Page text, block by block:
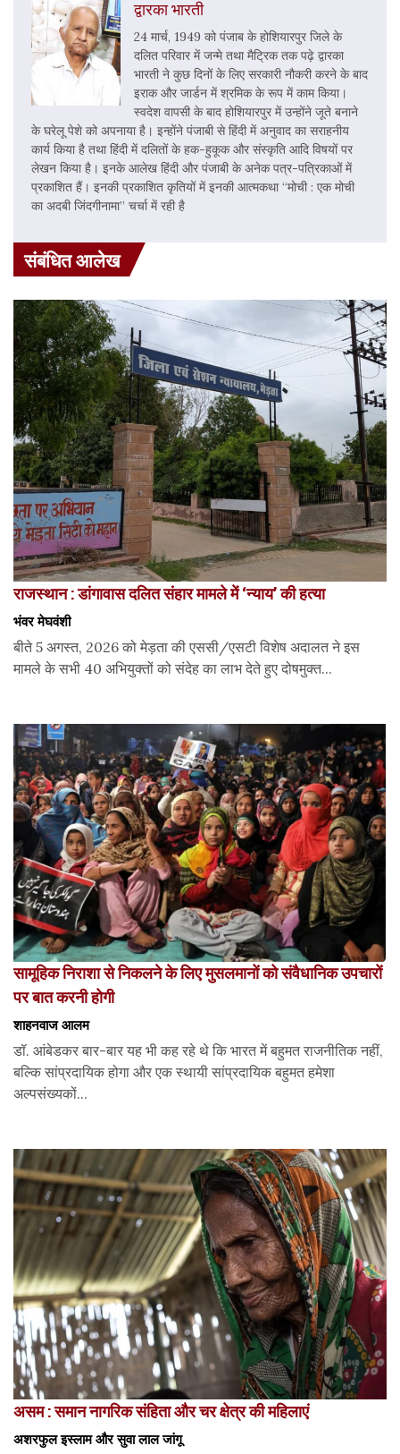
द्वारका भारती
24 मार्च, 1949 को पंजाब के होशियारपुर जिले के
दलित परिवार में जन्मे तथा मैट्रिक तक पढ़े द्वारका
भारती ने कुछ दिनों के लिए सरकारी नौकरी करने के बाद
इराक और जार्डन में श्रमिक के रूप में काम किया।
स्वदेश वापसी के बाद होशियारपुर में उन्होंने जूते बनाने
के घरेलू पेशे को अपनाया है। इन्होंने पंजाबी से हिंदी में अनुवाद का सराहनीय
कार्य किया है तथा हिंदी में दलितों के हक-हुकूक और संस्कृति आदि विषयों पर
लेखन किया है। इनके आलेख हिंदी और पंजाबी के अनेक पत्र-पत्रिकाओं में
प्रकाशित हैं। इनकी प्रकाशित कृतियों में इनकी आत्मकथा “मोची : एक मोची
का अदबी जिंदगीनामा” चर्चा में रही है
संबंधित आलेख
राजस्थान : डांगावास दलित संहार मामले में ‘न्याय’ की हत्या
भंवर मेघवंशी
बीते 5 अगस्त, 2026 को मेड़ता की एससी/एसटी विशेष अदालत ने इस
मामले के सभी 40 अभियुक्तों को संदेह का लाभ देते हुए दोषमुक्त...
सामूहिक निराशा से निकलने के लिए मुसलमानों को संवैधानिक उपचारों
पर बात करनी होगी
शाहनवाज आलम
डॉ. आंबेडकर बार-बार यह भी कह रहे थे कि भारत में बहुमत राजनीतिक नहीं,
बल्कि सांप्रदायिक होगा और एक स्थायी सांप्रदायिक बहुमत हमेशा
अल्पसंख्यकों...
असम : समान नागरिक संहिता और चर क्षेत्र की महिलाएं
अशरफुल इस्लाम और सुवा लाल जांगू